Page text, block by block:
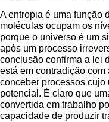
A entropia é uma função
moléculas ocupam os
porque o universo é um
após um processo
conclusão confirma a lei
está em contradição
conceber processos cujo
potencial. É claro que
convertida em trabalho
capacidade de produzir